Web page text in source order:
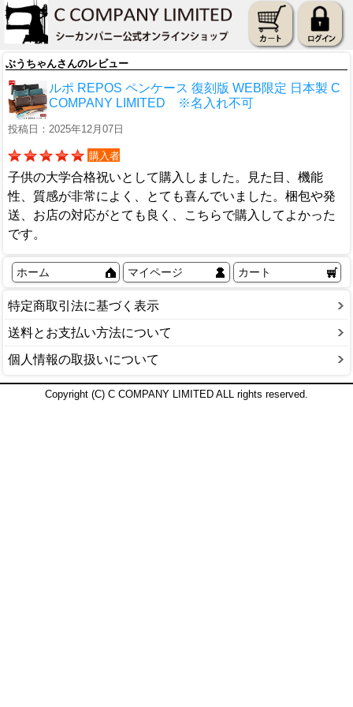
ぶうちゃんさんのレビュー
ルポ REPOS ペンケース 復刻版 WEB限定 日本製 C
COMPANY LIMITED ※名入れ不可
投稿日：2025年12月07日
購入者
子供の大学合格祝いとして購入しました。見た目、機能
性、質感が非常によく、とても喜んでいました。梱包や発
送、お店の対応がとても良く、こちらで購入してよかった
です。
ホーム マイページ カート
特定商取引法に基づく表示
送料とお支払い方法について
個人情報の取扱いについて
Copyright (C) C COMPANY LIMITED ALL rights reserved.